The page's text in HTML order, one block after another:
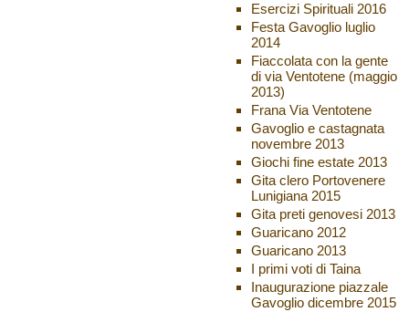
Esercizi Spirituali 2016
Festa Gavoglio luglio
2014
Fiaccolata con la gente
di via Ventotene (maggio
2013)
Frana Via Ventotene
Gavoglio e castagnata
novembre 2013
Giochi fine estate 2013
Gita clero Portovenere
Lunigiana 2015
Gita preti genovesi 2013
Guaricano 2012
Guaricano 2013
I primi voti di Taina
Inaugurazione piazzale
Gavoglio dicembre 2015